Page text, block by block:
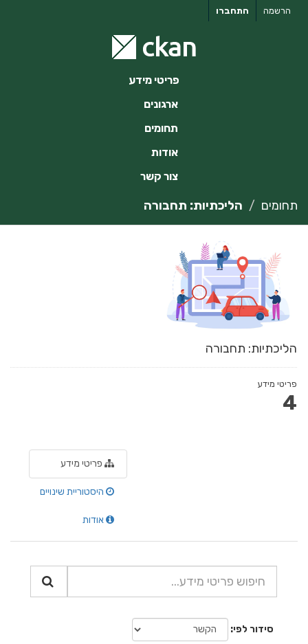
התחברו הרשמה
פריטי מידע
ארגונים
תחומים
אודות
צור קשר
תחומים הליכתיות: תחבורה
הליכתיות: תחבורה
פריטי מידע
4
פריטי מידע
היסטוריית שינויים
אודות
סידור לפי